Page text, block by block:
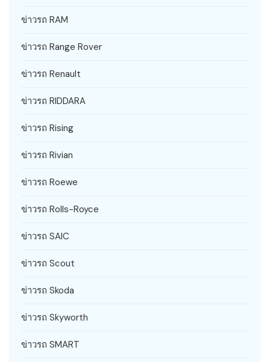
ข่าวรถ RAM
ข่าวรถ Range Rover
ข่าวรถ Renault
ข่าวรถ RIDDARA
ข่าวรถ Rising
ข่าวรถ Rivian
ข่าวรถ Roewe
ข่าวรถ Rolls-Royce
ข่าวรถ SAIC
ข่าวรถ Scout
ข่าวรถ Skoda
ข่าวรถ Skyworth
ข่าวรถ SMART